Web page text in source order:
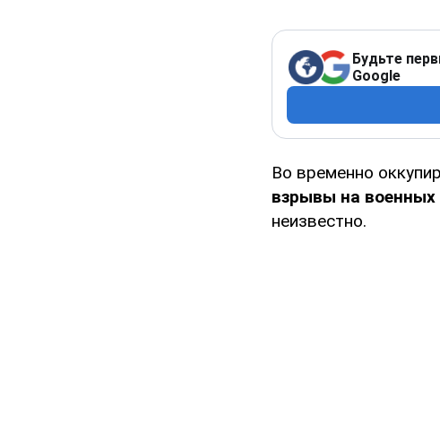
Будьте
Google
Во временно
взрывы на военных
неизвестно.